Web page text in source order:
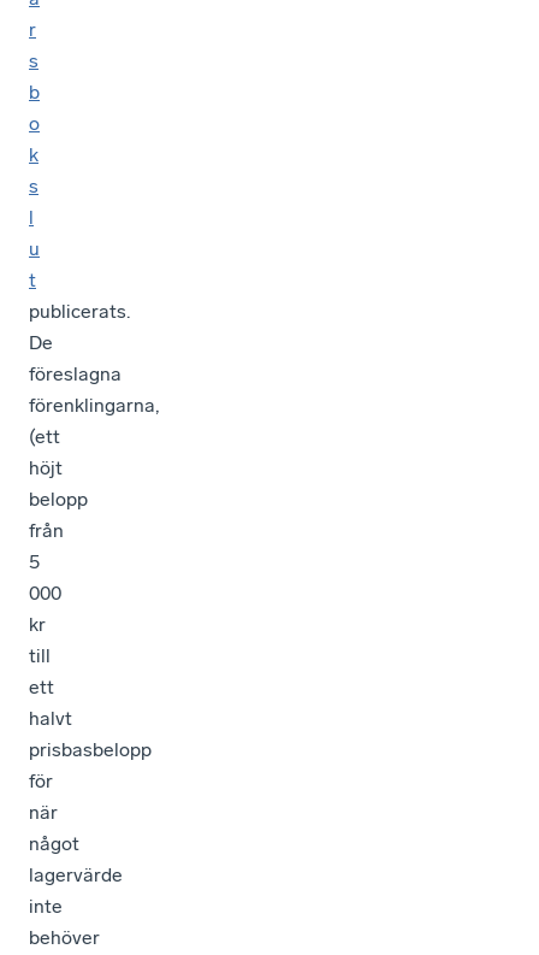
r
s
b
o
k
s
l
u
t
publicerats.
De
föreslagna
förenklingarna,
(ett
höjt
belopp
från
5
000
kr
till
ett
halvt
prisbasbelopp
för
när
något
lagervärde
inte
behöver